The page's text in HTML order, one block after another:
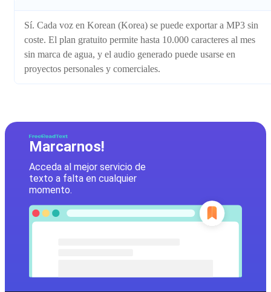
Sí. Cada voz en Korean (Korea) se puede exportar a MP3 sin
coste. El plan gratuito permite hasta 10.000 caracteres al mes
sin marca de agua, y el audio generado puede usarse en
proyectos personales y comerciales.
Marcarnos!
Acceda al mejor servicio de
texto a falta en cualquier
momento.